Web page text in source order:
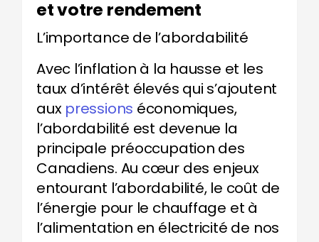
et votre rendement
L’importance de l’abordabilité
Avec l’inflation à la hausse et les
taux d’intérêt élevés qui s’ajoutent
aux pressions économiques,
l’abordabilité est devenue la
principale préoccupation des
Canadiens. Au cœur des enjeux
entourant l’abordabilité, le coût de
l’énergie pour le chauffage et à
l’alimentation en électricité de nos